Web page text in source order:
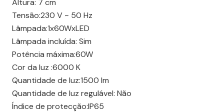
Altura: 7 cm
Tensão:230 V ~ 50 Hz
Lâmpada:1x60WxLED
Lâmpada incluída: Sim
Potência máxima:60W
Cor da luz :6000 K
Quantidade de luz:1500 lm
Quantidade de luz regulável: Não
Índice de protecção:IP65